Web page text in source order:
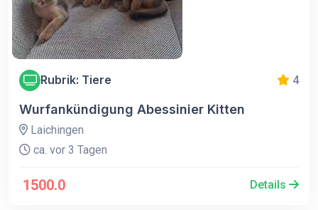
Rubrik: Tiere 4
Wurfankündigung Abessinier Kitten
Laichingen
ca. vor 3 Tagen
1500.0 Details